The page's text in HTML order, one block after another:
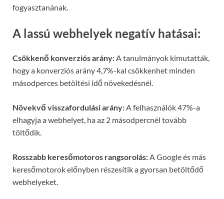
fogyasztanának.
A lassú webhelyek negatív hatásai:
Csökkenő konverziós arány:A tanulmányok kimutatták,
hogy a konverziós arány 4,7%-kal csökkenhet minden
másodperces betöltési idő növekedésnél.
Növekvő visszafordulási arány:A felhasználók 47%-a
elhagyja a webhelyet, ha az 2 másodpercnél tovább
töltődik.
Rosszabb keresőmotoros rangsorolás:A Google és más
keresőmotorok előnyben részesítik a gyorsan betöltődő
webhelyeket.